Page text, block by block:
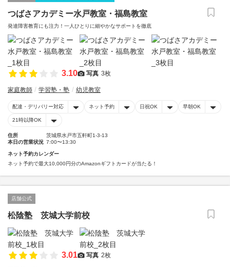
つばさアカデミー水戸教室・福島教室
発達障害教育にも注力！一人ひとりに細やかなサポートを徹底
3.10 写真 3枚
家庭教師 学習塾・塾 幼児教室
配達・デリバリー対応 ネット予約 日祝OK 早朝OK
21時以降OK
住所
茨城県水戸市五軒町1-3-13
本日の営業状況 7:00〜13:30
ネット予約カレンダー
ネット予約で最大10,000円分のAmazonギフトカードが当たる！
店舗公式
松陰塾 茨城大学前校
3.01 写真 2枚